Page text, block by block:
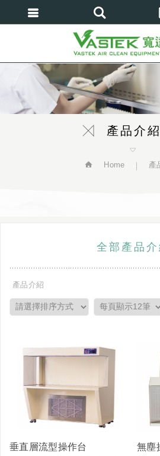
產品介紹
Home 產
全部產品介
產品介紹
垂直層流型操作台 無塵
繁體中文